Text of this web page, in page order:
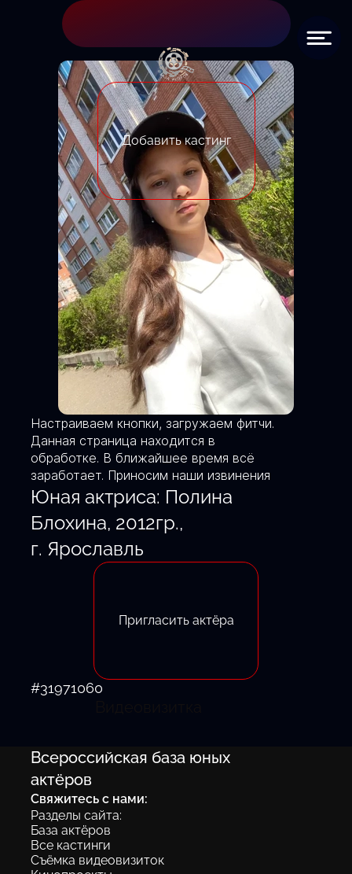
Добавить кастинг
Настраиваем кнопки, загружаем фитчи.
Данная страница находится в
обработке. В ближайшее время всё
заработает. Приносим наши извинения
Юная актриса: Полина
Блохина, 2012гр.,
г. Ярославль
Пригласить актёра
#31971060
Всероссийская база юных
актёров
Свяжитесь с нами:
Разделы сайта:
База актёров
Все кастинги
Съёмка видеовизиток